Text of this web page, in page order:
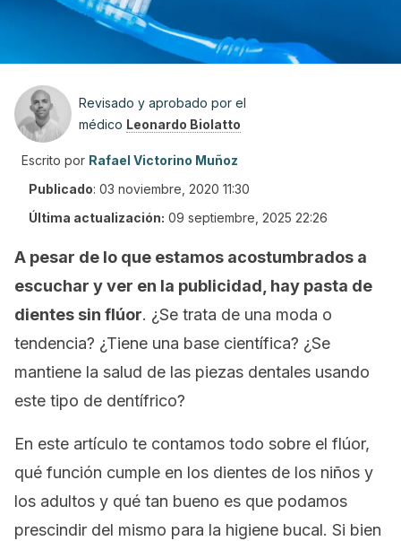
Revisado y aprobado por el
médico Leonardo Biolatto
Escrito por Rafael Victorino Muñoz
Publicado: 03 noviembre, 2020 11:30
Última actualización: 09 septiembre, 2025 22:26
A pesar de lo que estamos acostumbrados a
escuchar y ver en la publicidad, hay pasta de
dientes sin flúor. ¿Se trata de una moda o
tendencia? ¿Tiene una base científica? ¿Se
mantiene la salud de las piezas dentales usando
este tipo de dentífrico?
En este artículo te contamos todo sobre el flúor,
qué función cumple en los dientes de los niños y
los adultos y qué tan bueno es que podamos
prescindir del mismo para la higiene bucal. Si bien